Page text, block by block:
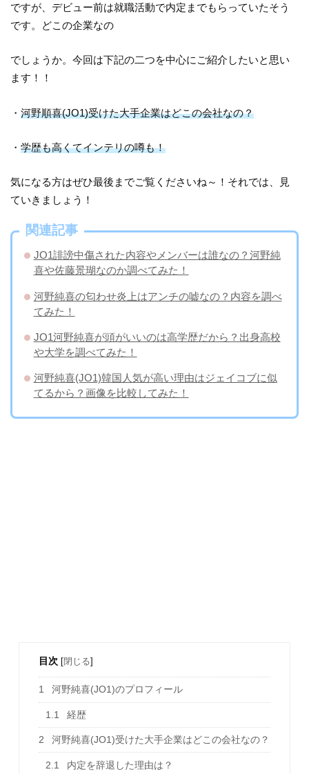
ですが、デビュー前は就職活動で内定までもらっていたそう
です。どこの企業なの
でしょうか。今回は下記の二つを中心にご紹介したいと思い
ます！！
・河野順喜(JO1)受けた大手企業はどこの会社なの？
・学歴も高くてインテリの噂も！
気になる方はぜひ最後までご覧くださいね～！それでは、見
ていきましょう！
関連記事
JO1誹謗中傷された内容やメンバーは誰なの？河野純
喜や佐藤景瑚なのか調べてみた！
河野純喜の匂わせ炎上はアンチの嘘なの？内容を調べ
てみた！
JO1河野純喜が頭がいいのは高学歴だから？出身高校
や大学を調べてみた！
河野純喜(JO1)韓国人気が高い理由はジェイコブに似
てるから？画像を比較してみた！
目次 [閉じる]
1 河野純喜(JO1)のプロフィール
1.1 経歴
2 河野純喜(JO1)受けた大手企業はどこの会社なの？
2.1 内定を辞退した理由は？